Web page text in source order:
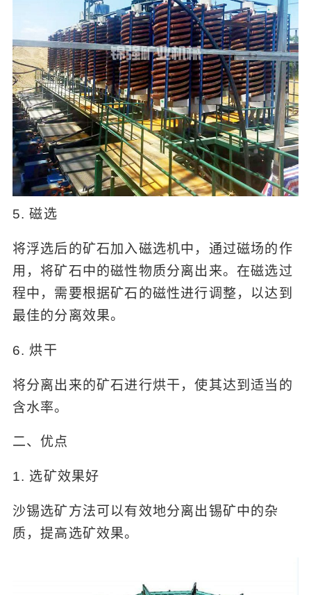
5. 磁选
将浮选后的矿石加入磁选机中，通过磁场的作
用，将矿石中的磁性物质分离出来。在磁选过
程中，需要根据矿石的磁性进行调整，以达到
最佳的分离效果。
6. 烘干
将分离出来的矿石进行烘干，使其达到适当的
含水率。
二、优点
1. 选矿效果好
沙锡选矿方法可以有效地分离出锡矿中的杂
质，提高选矿效果。